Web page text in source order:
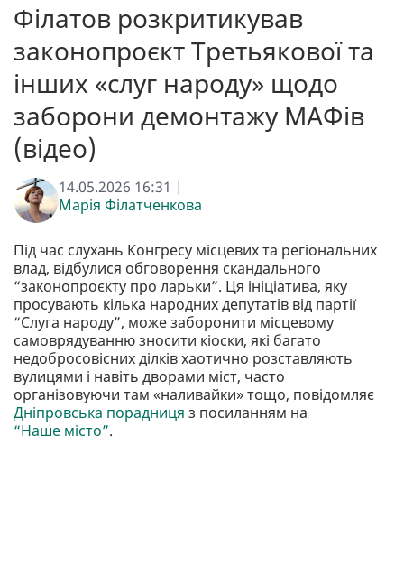
Філатов розкритикував
законопроєкт Третьякової та
інших «слуг народу» щодо
заборони демонтажу МАФів
(відео)
14.05.2026 16:31 |
Марія Філатченкова
Під час слухань Конгресу місцевих та регіональних
влад, відбулися обговорення скандального
“законопроєкту про ларьки”. Ця ініціатива, яку
просувають кілька народних депутатів від партії
“Слуга народу”, може заборонити місцевому
самоврядуванню зносити кіоски, які багато
недобросовісних ділків хаотично розставляють
вулицями і навіть дворами міст, часто
організовуючи там «наливайки» тощо, повідомляє
Дніпровська порадниця з посиланням на
“Наше місто”.